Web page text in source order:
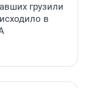
грузили
в